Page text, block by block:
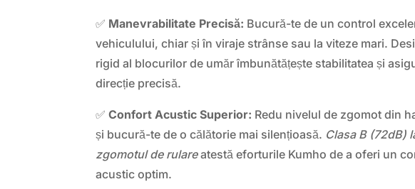
✅ Manevrabilitate Precisă: Bucură-te de un control
vehiculului, chiar și în viraje strânse sau la viteze mari.
rigid al blocurilor de umăr îmbunătățește stabilitatea și
direcție precisă.
✅Confort Acustic Superior: Redu nivelul de zgomot din
și bucură-te de o călătorie mai silențioasă. Clasa B (72dB)
zgomotul de rulareatestă eforturile Kumho de a oferi un
acustic optim.